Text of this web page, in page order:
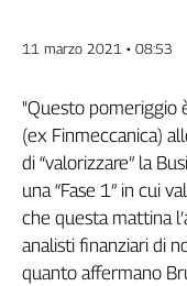
Filt
Fisac
Flai
Flc
Fp
Nidil
Slc
Spi
11 marzo 2021 • 08:53
"Questo pomeriggio
(ex Finmeccanica)
di “valorizzare” la
una “Fase 1” in cui
che questa mattina
analisti finanziari di
quanto affermano